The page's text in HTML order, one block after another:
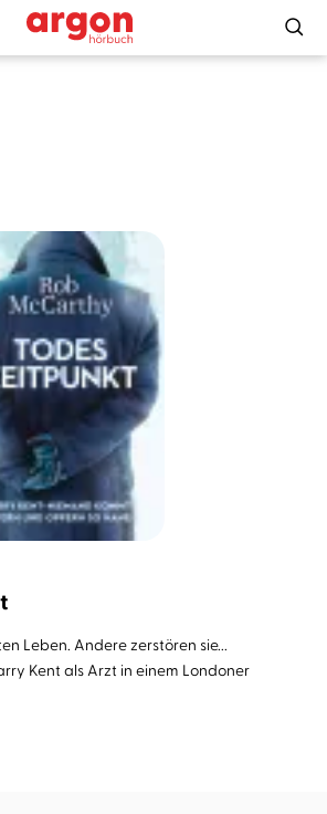
Leben. Andere zerstören sie...
Kent als Arzt in einem Londoner